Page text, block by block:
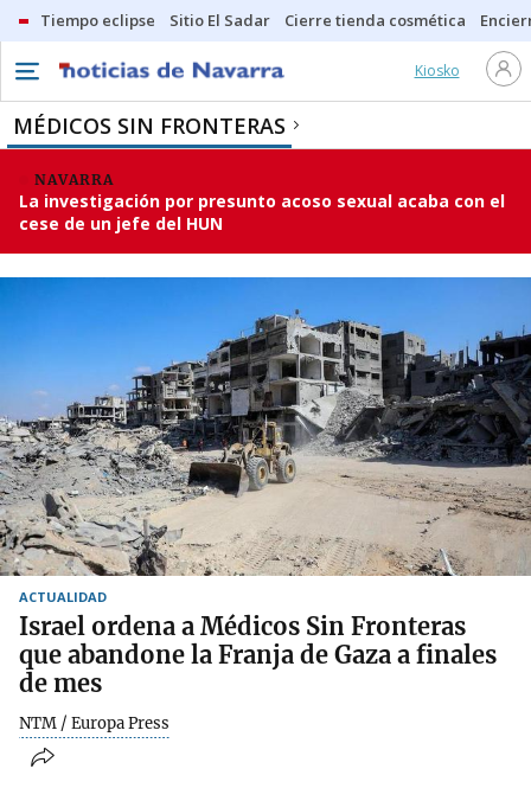
Tiempo eclipse Sitio El Sadar Cierre tienda cosmética
Kiosko
MÉDICOS SIN FRONTERAS
NAVARRA
La investigación por presunto acoso sexual acaba con el
cese de un jefe del HUN
ACTUALIDAD
Israel ordena a Médicos Sin Fronteras
que abandone la Franja de Gaza a finales
de mes
NTM / Europa Press